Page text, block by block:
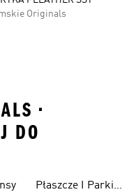
Originals
•
DO
Płaszcze I Parki